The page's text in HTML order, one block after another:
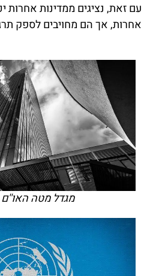
עם זאת, נציגים ממדינות אחרות
אחרות, אך הם מחויבים לספק
מגדל מטה האו''ם